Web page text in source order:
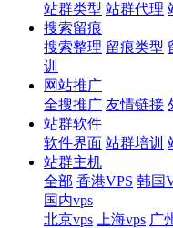
站群类型 站群代理
搜索留痕
搜索整理 留痕类型
训
网站推广
全搜推广 友情链接
站群软件
软件界面 站群培训
站群主机
全部 香港VPS 韩国
国内vps
北京vps
上海vps 广